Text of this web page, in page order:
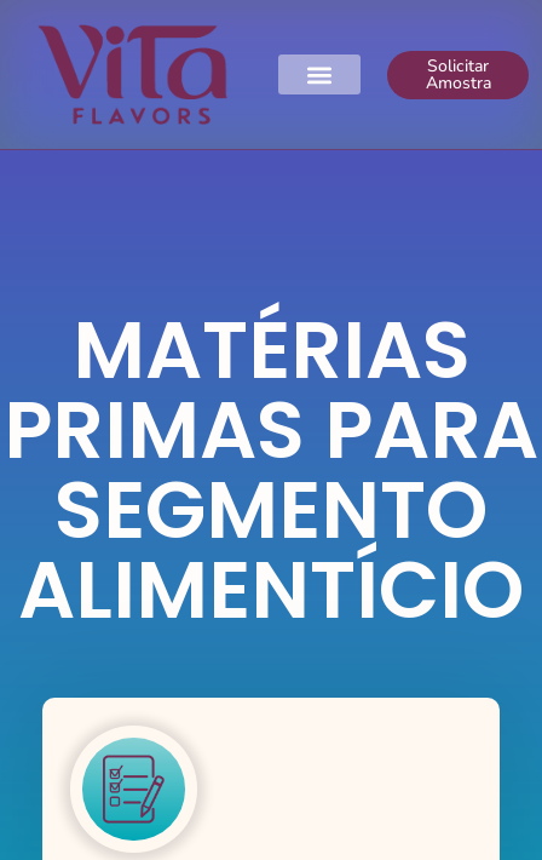
Solicitar
Amostra
MATÉRIAS
PRIMAS PARA
SEGMENTO
ALIMENTÍCIO